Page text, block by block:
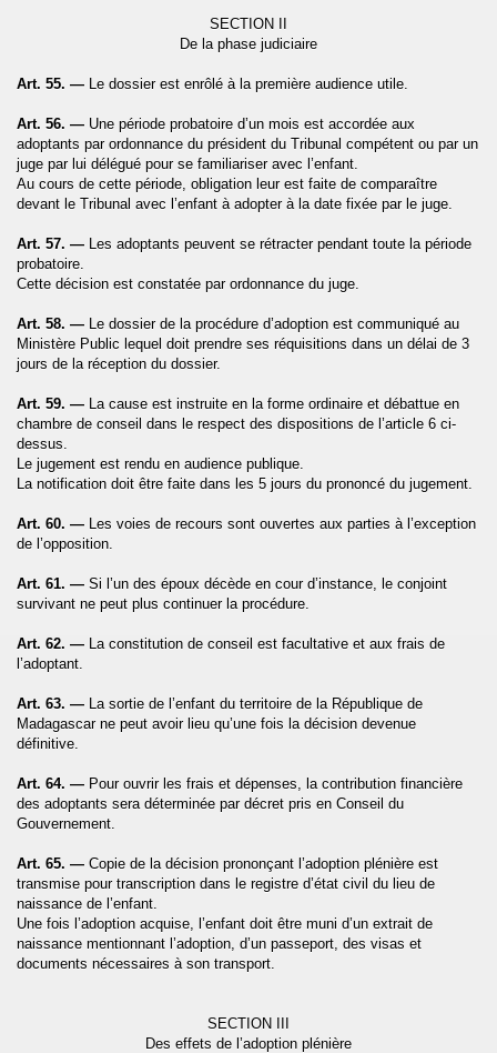
SECTION II
De la phase judiciaire
Art. 55. — Le dossier est enrôlé à la première audience utile.
Art. 56. — Une période probatoire d’un mois est accordée aux
adoptants par ordonnance du président du Tribunal compétent ou par un
juge par lui délégué pour se familiariser avec l’enfant.
Au cours de cette période, obligation leur est faite de comparaître
devant le Tribunal avec l’enfant à adopter à la date fixée par le juge.
Art. 57. — Les adoptants peuvent se rétracter pendant toute la période
probatoire.
Cette décision est constatée par ordonnance du juge.
Art. 58. — Le dossier de la procédure d’adoption est communiqué au
Ministère Public lequel doit prendre ses réquisitions dans un délai de 3
jours de la réception du dossier.
Art. 59. — La cause est instruite en la forme ordinaire et débattue en
chambre de conseil dans le respect des dispositions de l’article 6 ci-
dessus.
Le jugement est rendu en audience publique.
La notification doit être faite dans les 5 jours du prononcé du jugement.
Art. 60. — Les voies de recours sont ouvertes aux parties à l’exception
de l’opposition.
Art. 61. — Si l’un des époux décède en cour d’instance, le conjoint
survivant ne peut plus continuer la procédure.
Art. 62. — La constitution de conseil est facultative et aux frais de
l’adoptant.
Art. 63. — La sortie de l’enfant du territoire de la République de
Madagascar ne peut avoir lieu qu’une fois la décision devenue
définitive.
Art. 64. — Pour ouvrir les frais et dépenses, la contribution financière
des adoptants sera déterminée par décret pris en Conseil du
Gouvernement.
Art. 65. — Copie de la décision prononçant l’adoption plénière est
transmise pour transcription dans le registre d’état civil du lieu de
naissance de l’enfant.
Une fois l’adoption acquise, l’enfant doit être muni d’un extrait de
naissance mentionnant l’adoption, d’un passeport, des visas et
documents nécessaires à son transport.
SECTION III
Des effets de l’adoption plénière